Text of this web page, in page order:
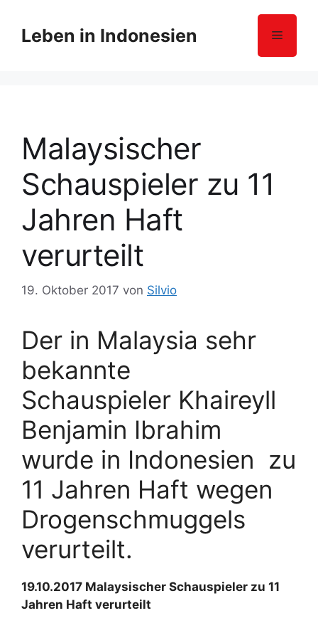
Leben in Indonesien Menü
Malaysischer
Schauspieler zu 11
Jahren Haft
verurteilt
19. Oktober 2017 von Silvio
Der in Malaysia sehr
bekannte
Schauspieler Khaireyll
Benjamin Ibrahim
wurde in Indonesien zu
11 Jahren Haft wegen
Drogenschmuggels
verurteilt.
19.10.2017 Malaysischer Schauspieler zu 11
Jahren Haft verurteilt